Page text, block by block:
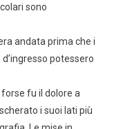
sono
andata prima che i
potessero
fu il dolore a
i suoi lati più